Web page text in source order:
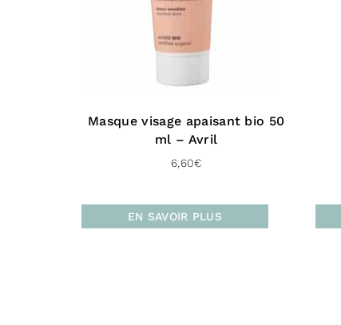
Masque visage apaisant bio 50
ml – Avril
6,60€
EN SAVOIR PLUS